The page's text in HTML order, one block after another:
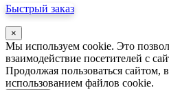
Быстрый заказ
×
Мы используем cookie. Это
взаимодействие посетителей с
Продолжая пользоваться сайтом,
использованием файлов cookie.